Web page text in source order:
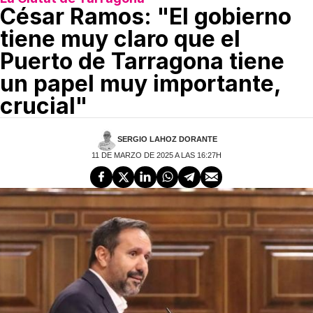
César Ramos: "El gobierno
tiene muy claro que el
Puerto de Tarragona tiene
un papel muy importante,
crucial"
SERGIO LAHOZ DORANTE
11 DE MARZO DE 2025 A LAS 16:27H